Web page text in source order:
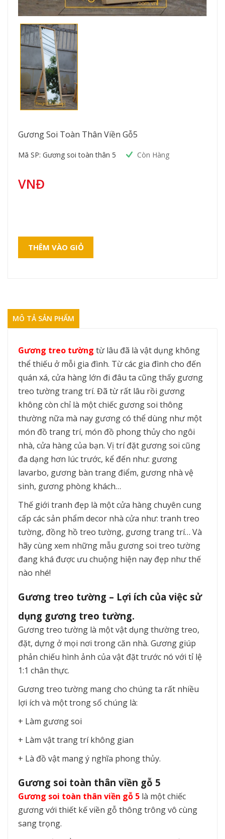
Gương Soi Toàn Thân Viền Gỗ5
Mã SP: Gương soi toàn thân 5 Còn Hàng
VNĐ
THÊM VÀO GIỎ
MÔ TẢ SẢN PHẨM
Gương treo tường từ lâu đã là vật dụng không
thể thiếu ở mỗi gia đình. Từ các gia đình cho đến
quán xá, cửa hàng lớn đi đâu ta cũng thấy gương
treo tường trang trí. Đã từ rất lâu rồi gương
không còn chỉ là một chiếc gương soi thông
thường nữa mà nay gương có thể dùng như một
món đồ trang trí, món đồ phong thủy cho ngôi
nhà, cửa hàng của bạn. Vị trí đặt gương soi cũng
đa dạng hơn lúc trước, kể đến như: gương
lavarbo, gương bàn trang điểm, gương nhà vệ
sinh, gương phòng khách…
Thế giới tranh đẹp là một cửa hàng chuyên cung
cấp các sản phẩm decor nhà cửa như: tranh treo
tường, đồng hồ treo tường, gương trang trí… Và
hãy cùng xem những mẫu gương soi treo tường
đang khá được ưu chuộng hiện nay đẹp như thế
nào nhé!
Gương treo tường – Lợi ích của việc sử
dụng gương treo tường.
Gương treo tường là một vật dụng thường treo,
đặt, dựng ở mọi nơi trong căn nhà. Gương giúp
phản chiếu hình ảnh của vật đặt trước nó với tỉ lệ
1:1 chân thực.
Gương treo tường mang cho chúng ta rất nhiều
lợi ích và một trong số chúng là:
+ Làm gương soi
+ Làm vật trang trí không gian
+ Là đồ vật mang ý nghĩa phong thủy.
Gương soi toàn thân viền gỗ 5
Gương soi toàn thân viền gỗ 5 là một chiếc
gương với thiết kế viền gỗ thông trông vô cùng
sang trọng.